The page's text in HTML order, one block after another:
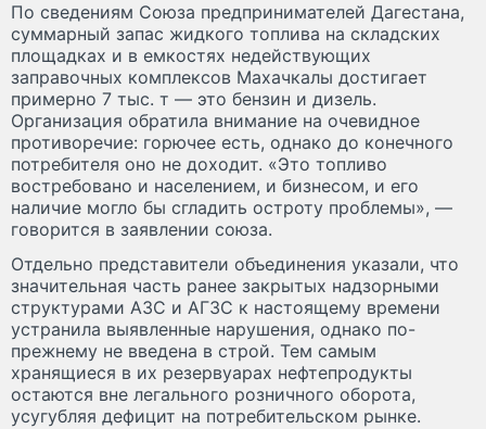
По сведениям Союза предпринимателей Дагестана,
суммарный запас жидкого топлива на складских
площадках и в емкостях недействующих
заправочных комплексов Махачкалы достигает
примерно 7 тыс. т — это бензин и дизель.
Организация обратила внимание на очевидное
противоречие: горючее есть, однако до конечного
потребителя оно не доходит. «Это топливо
востребовано и населением, и бизнесом, и его
наличие могло бы сгладить остроту проблемы», —
говорится в заявлении союза.
Отдельно представители объединения указали, что
значительная часть ранее закрытых надзорными
структурами АЗС и АГЗС к настоящему времени
устранила выявленные нарушения, однако по-
прежнему не введена в строй. Тем самым
хранящиеся в их резервуарах нефтепродукты
остаются вне легального розничного оборота,
усугубляя дефицит на потребительском рынке.